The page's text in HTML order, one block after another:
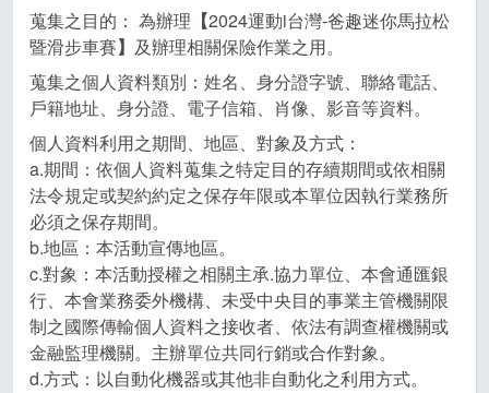
蒐集之目的： 為辦理 【2024運動i台灣-爸趣迷你馬拉松
暨滑步車賽】 及辦理相關保險作業之用。
蒐集之個人資料類別：姓名、身分證字號、聯絡電話、
戶籍地址、身分證、電子信箱、肖像、影音等資料。
個人資料利用之期間、地區、對象及方式：
a.期間：依個人資料蒐集之特定目的存續期間或依相關
法令規定或契約約定之保存年限或本單位因執行業務所
必須之保存期間。
b.地區：本活動宣傳地區。
c.對象：本活動授權之相關主承.協力單位、本會通匯銀
行、本會業務委外機構、未受中央目的事業主管機關限
制之國際傳輸個人資料之接收者、依法有調查權機關或
金融監理機關。主辦單位共同行銷或合作對象。
d.方式：以自動化機器或其他非自動化之利用方式。